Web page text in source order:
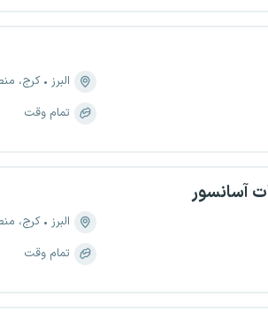
البرز
کرج، منطقه
تمام وقت
آسانسور
البرز
کرج، منطقه ۹،
تمام وقت